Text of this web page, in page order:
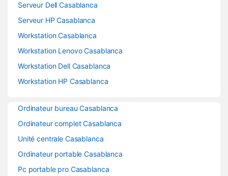
Serveur Dell Casablanca
Serveur HP Casablanca
Workstation Casablanca
Workstation Lenovo Casablanca
Workstation Dell Casablanca
Workstation HP Casablanca
Ordinateur bureau Casablanca
Ordinateur complet Casablanca
Unité centrale Casablanca
Ordinateur portable Casablanca
Pc portable pro Casablanca